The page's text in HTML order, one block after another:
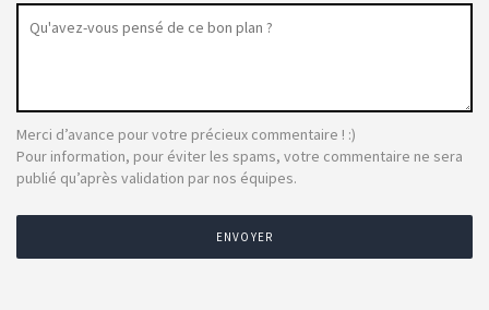
Merci d’avance pour votre précieux commentaire ! :)
Pour information, pour éviter les spams, votre commentaire ne sera
publié qu’après validation par nos équipes.
ENVOYER